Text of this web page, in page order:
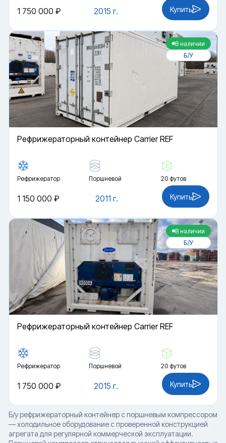
2015 г.
1 750 000 ₽ Купить
В наличии
Б/У
Рефрижераторный контейнер Carrier REF
Рефрижератор Поршневой 20 футов
2011 г.
1 150 000 ₽ Купить
В наличии
Б/У
Рефрижераторный контейнер Carrier REF
Рефрижератор Поршневой 20 футов
2015 г.
1 750 000 ₽ Купить
Б/у рефрижераторный контейнер с поршневым компрессором
— холодильное оборудование с проверенной конструкцией
агрегата для регулярной коммерческой эксплуатации.